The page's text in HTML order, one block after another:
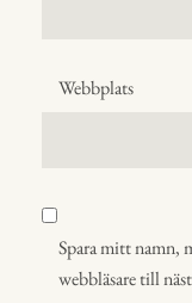
Webbplats
Spara mitt namn,
webbläsare till